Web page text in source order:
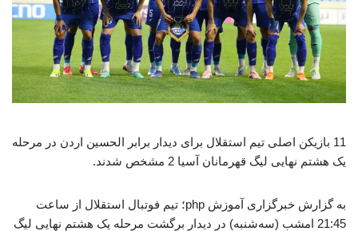
11 بازیکن اصلی تیم استقلال برای دیدار برابر الحسین اردن در مرحله
یک هشتم نهایی لیگ قهرمانان آسیا 2 مشخص شدند.
به گزارش خبرگزاری آموزش php؛ تیم فوتبال استقلال از ساعت
21:45 امشب (سه‌شنبه) در دیدار برگشت مرحله یک هشتم نهایی لیگ